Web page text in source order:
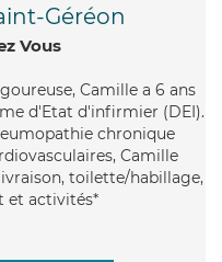
Géréon
Vous
Camille a 6 ans
d'Etat d'infirmier (DEI).
chronique
Camille
toilette/habillage,
et activités*